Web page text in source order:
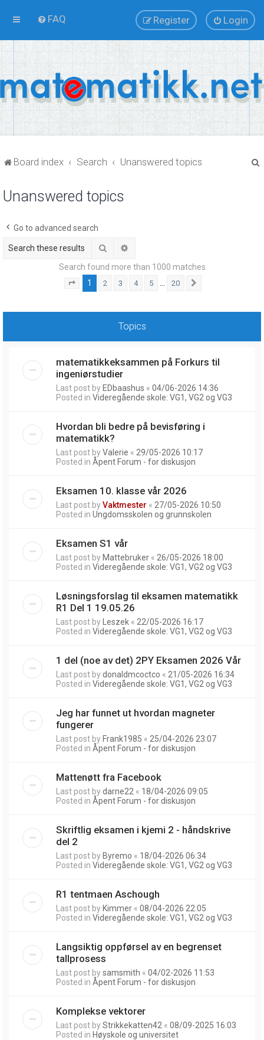
FAQ Login
Register
Board index Search Unanswered topics
Unanswered topics
Go to advanced search
Search
Search found more than 1000 matches
Page of 20
1 2 3 4 5 20
Topics
matematikkeksammen på Forkurs til
ingeniørstudier
Last post by EDbaashus « 04/06-2026 14:36
Posted in Videregående skole: VG1, VG2 og VG3
Hvordan bli bedre på bevisføring i
matematikk?
Last post byValerie « 29/05-2026 10:17
Posted in Åpent Forum - for diskusjon
Eksamen 10. klasse vår 2026
Last post byVaktmester « 27/05-2026 10:50
Posted in Ungdomsskolen og grunnskolen
Eksamen S1 vår
Last post by Mattebruker « 26/05-2026 18:00
Posted in Videregående skole: VG1, VG2 og VG3
Løsningsforslag til eksamen matematikk
R1 Del 1 19.05.26
Last post by Leszek « 22/05-2026 16:17
Posted in Videregående skole: VG1, VG2 og VG3
1 del (noe av det) 2PY Eksamen 2026 Vår
Last post bydonaldmcoctco « 21/05-2026 16:34
Posted in Videregående skole: VG1, VG2 og VG3
Jeg har funnet ut hvordan magneter
fungerer
Last post by Frank1985 « 25/04-2026 23:07
Posted in Åpent Forum - for diskusjon
Mattenøtt fra Facebook
Last post bydarne22 « 18/04-2026 09:05
Posted in Åpent Forum - for diskusjon
Skriftlig eksamen i kjemi 2 - håndskrive
del 2
Last post by Byremo « 18/04-2026 06:34
Posted in Videregående skole: VG1, VG2 og VG3
R1 tentmaen Aschough
Last post by Kimmer « 08/04-2026 22:05
Posted in Videregående skole: VG1, VG2 og VG3
Langsiktig oppførsel av en begrenset
tallprosess
Last post bysamsmith « 04/02-2026 11:53
Posted in Åpent Forum - for diskusjon
Komplekse vektorer
Last post byStrikkekatten42 « 08/09-2025 16:03
Posted in Høyskole og universitet